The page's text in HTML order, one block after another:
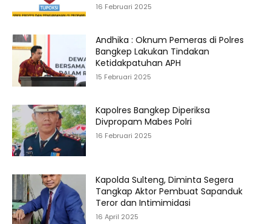
16 Februari 2025
Andhika : Oknum Pemeras di Polres
Bangkep Lakukan Tindakan
Ketidakpatuhan APH
15 Februari 2025
Kapolres Bangkep Diperiksa
Divpropam Mabes Polri
16 Februari 2025
Kapolda Sulteng, Diminta Segera
Tangkap Aktor Pembuat Sapanduk
Teror dan Intimimidasi
16 April 2025